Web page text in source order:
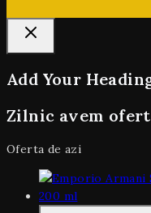
Add Your
Zilnic avem
Oferta de azi